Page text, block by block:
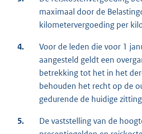
maximaal door de
kilometervergoeding per
4.
Voor de leden die voor 1
aangesteld geldt een
betrekking tot het in het
behouden het recht op de
gedurende de huidige
5.
De vaststelling van de